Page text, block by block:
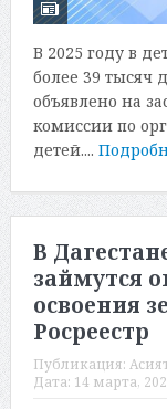
В 2025 году в
более 39 тысяч
объявлено на
комиссии по
детей....
В
займутся
освоения
Росреестр
Публикация:
Дата: 14 марта,